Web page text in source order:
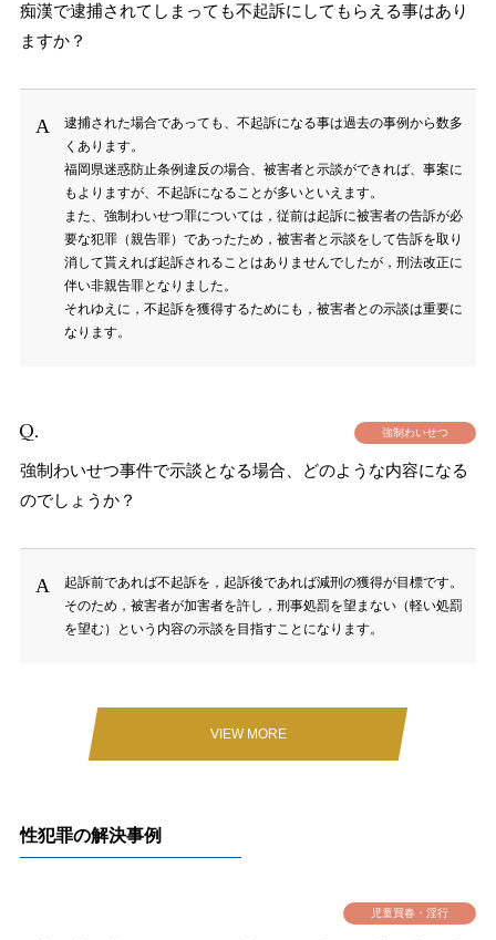
痴漢で逮捕されてしまっても不起訴にしてもらえる事はあり
ますか？
逮捕された場合であっても、不起訴になる事は過去の事例から数多
くあります。
福岡県迷惑防止条例違反の場合、被害者と示談ができれば、事案に
もよりますが、不起訴になることが多いといえます。
また、強制わいせつ罪については，従前は起訴に被害者の告訴が必
要な犯罪（親告罪）であったため，被害者と示談をして告訴を取り
消して貰えれば起訴されることはありませんでしたが，刑法改正に
伴い非親告罪となりました。
それゆえに，不起訴を獲得するためにも，被害者との示談は重要に
なります。
強制わいせつ
強制わいせつ事件で示談となる場合、どのような内容になる
のでしょうか？
起訴前であれば不起訴を，起訴後であれば減刑の獲得が目標です。
そのため，被害者が加害者を許し，刑事処罰を望まない（軽い処罰
を望む）という内容の示談を目指すことになります。
VIEW MORE
性犯罪の解決事例
児童買春・淫行